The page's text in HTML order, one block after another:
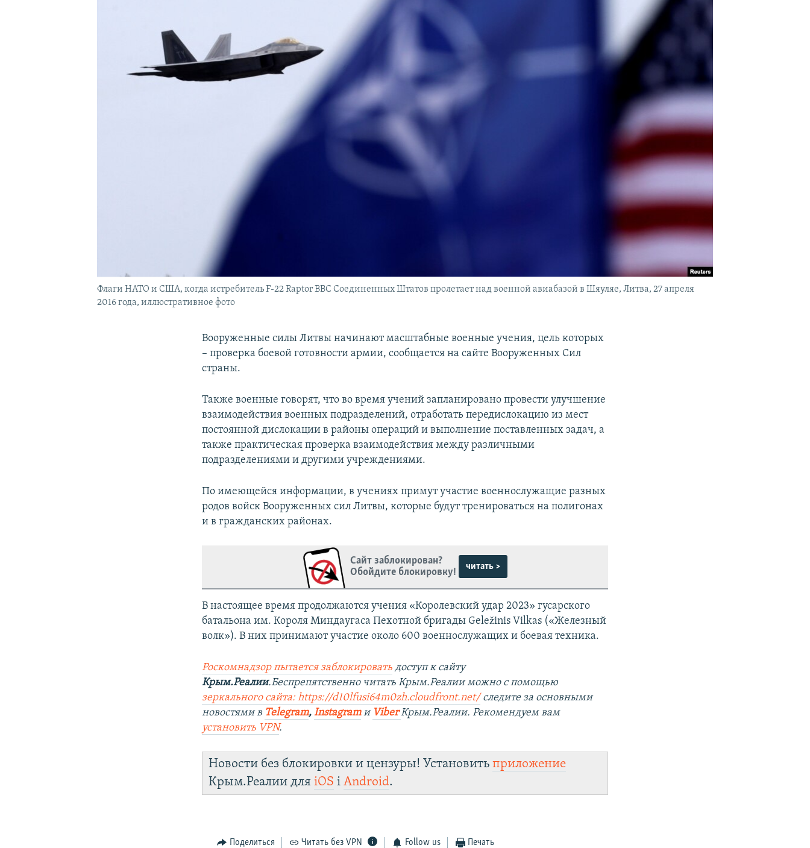
Флаги НАТО и США, когда истребитель F-22 Raptor ВВС Соединенных Штатов пролетает над военной авиабазой в Шяуляе, Литва, 27 апреля
2016 года, иллюстративное фото
Вооруженные силы Литвы начинают масштабные военные учения, цель которых
– проверка боевой готовности армии, сообщается на сайте Вооруженных Сил
страны.
Также военные говорят, что во время учений запланировано провести улучшение
взаимодействия военных подразделений, отработать передислокацию из мест
постоянной дислокации в районы операций и выполнение поставленных задач, а
также практическая проверка взаимодействия между различными
подразделениями и другими учреждениями.
По имеющейся информации, в учениях примут участие военнослужащие разных
родов войск Вооруженных сил Литвы, которые будут тренироваться на полигонах
и в гражданских районах.
Сайт заблокирован?
Обойдите блокировку!
читать >
В настоящее время продолжаются учения «Королевский удар 2023» гусарского
батальона им. Короля Миндаугаса Пехотной бригады Geležinis Vilkas («Железный
волк»). В них принимают участие около 600 военнослужащих и боевая техника.
Роскомнадзор пытается заблокировать доступ к сайту
Крым.Реалии.Беспрепятственно читать Крым.Реалии можно с помощью
зеркального сайта: https://d10lfusi64m0zh.cloudfront.net/следите за основными
новостями в Telegram, Instagramи Viber Крым.Реалии. Рекомендуем вам
установить VPN.
Новости без блокировки и цензуры! Установитьприложение
Крым.Реалии дляiOS іAndroid.
Поделиться Читать без VPN Follow us Печать